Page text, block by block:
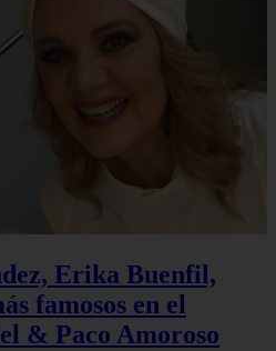
Erika Buenfil,
famosos en el
& Paco Amoroso